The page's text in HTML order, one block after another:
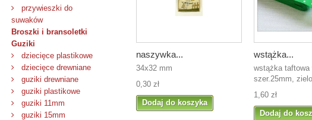
przywieszki do
suwaków
Broszki i bransoletki
Guziki
dziecięce plastikowe
dziecięce drewniane
guziki drewniane
guziki plastikowe
guziki 11mm
guziki 15mm
naszywka...
34x32 mm
0,30 zł
Dodaj do koszyka
wstążka...
wstążka taftowa
szer.25mm,
1,60 zł
Dodaj do